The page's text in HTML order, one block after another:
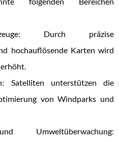
Durch präzise
hochauflösende Karten wird
Satelliten unterstützen die
von Windparks und
Umweltüberwachung: